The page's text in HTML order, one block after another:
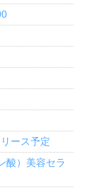
ース予定
酸）美容セラ